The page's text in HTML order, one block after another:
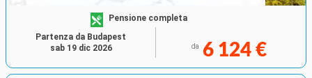
Pensione completa
da 6 124 €
Partenza da Budapest
sab 19 dic 2026